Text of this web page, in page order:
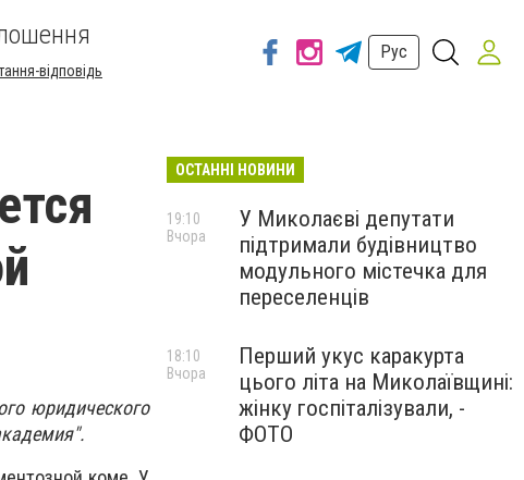
відповідь
Рус
юридического
ОСТАННІ НОВИНИ
У Миколаєві депутати
підтримали будівництво
модульного містечка для
переселенців
19:10
Вчора
Перший укус каракурта
цього літа на Миколаївщині:
жінку госпіталізували, -
ФОТО
18:10
Вчора